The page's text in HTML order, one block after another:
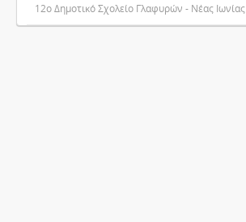
12ο Δημοτικό Σχολείο Γλαφυρών - Νέας Ιωνίας